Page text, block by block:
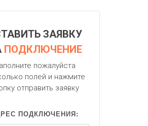
ЗАЯВКУ
ПОДКЛЮЧЕНИЕ
пожалуйста
полей и нажмите
отправить заявку
ПОДКЛЮЧЕНИЯ: